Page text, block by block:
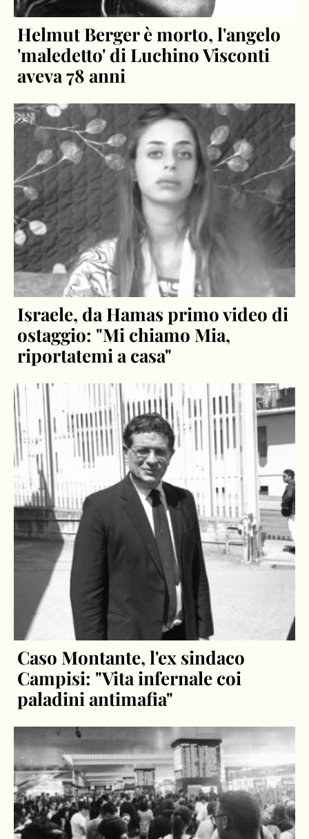
Helmut Berger è morto, l'angelo
'maledetto' di Luchino Visconti
aveva 78 anni
Israele, da Hamas primo video di
ostaggio: "Mi chiamo Mia,
riportatemi a casa"
Caso Montante, l'ex sindaco
Campisi: "Vita infernale coi
paladini antimafia"